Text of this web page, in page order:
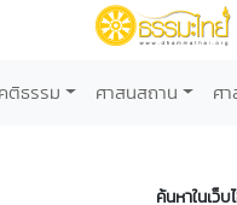
คติธรรม ศาสนสถาน ศ
ค้นหาในเว็บ